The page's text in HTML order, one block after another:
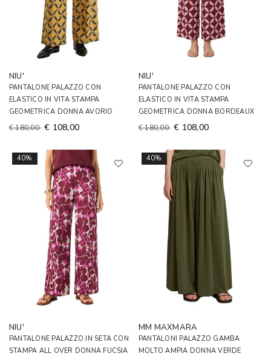
NIU'
PANTALONE PALAZZO CON
ELASTICO IN VITA STAMPA
GEOMETRICA DONNA AVORIO
€ 180,00 € 108,00
NIU'
PANTALONE PALAZZO CON
ELASTICO IN VITA STAMPA
GEOMETRICA DONNA BORDEAUX
€ 180,00 € 108,00
40%
NIU'
PANTALONE PALAZZO IN SETA CON
STAMPA ALL OVER DONNA FUCSIA
40%
MM MAXMARA
PANTALONI PALAZZO GAMBA
MOLTO AMPIA DONNA VERDE